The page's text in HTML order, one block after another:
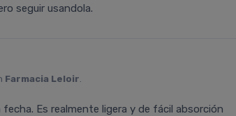
seguir usandola.
Farmacia Leloir.
Es realmente ligera y de fácil absorción